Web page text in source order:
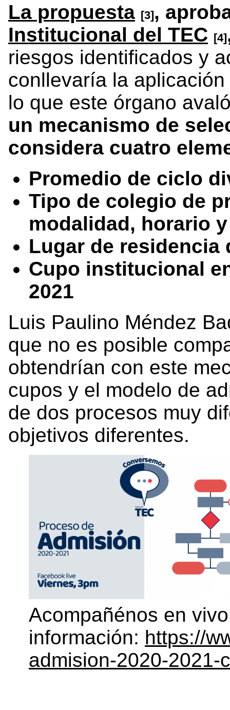
La propuesta [3],
Institucional del TEC [4]
riesgos identificados y
conllevaría la
lo que este órgano
un mecanismo de
considera cuatro
Promedio de ciclo
Tipo de colegio de
modalidad, horario
Lugar de
Cupo institucional
2021
Luis Paulino Méndez
que no es posible
obtendrían con este
cupos y el modelo de
de dos procesos muy
objetivos diferentes.
Acompañénos en
información: https://
admision-2020-2021-